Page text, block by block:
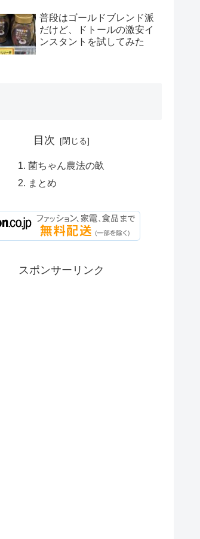
普段はゴールドブレンド派
だけど、ドトールの激安イ
ンスタントを試してみた
目次
菌ちゃん農法の畝
まとめ
スポンサーリンク